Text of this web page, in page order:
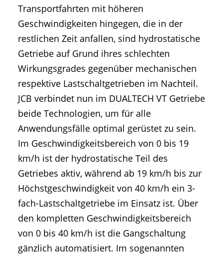
Transportfahrten mit höheren
Geschwindigkeiten hingegen, die in der
restlichen Zeit anfallen, sind hydrostatische
Getriebe auf Grund ihres schlechten
Wirkungsgrades gegenüber mechanischen
respektive Lastschaltgetrieben im Nachteil.
JCB verbindet nun im DUALTECH VT Getriebe
beide Technologien, um für alle
Anwendungsfälle optimal gerüstet zu sein.
Im Geschwindigkeitsbereich von 0 bis 19
km/h ist der hydrostatische Teil des
Getriebes aktiv, während ab 19 km/h bis zur
Höchstgeschwindigkeit von 40 km/h ein 3-
fach-Lastschaltgetriebe im Einsatz ist. Über
den kompletten Geschwindigkeitsbereich
von 0 bis 40 km/h ist die Gangschaltung
gänzlich automatisiert. Im sogenannten